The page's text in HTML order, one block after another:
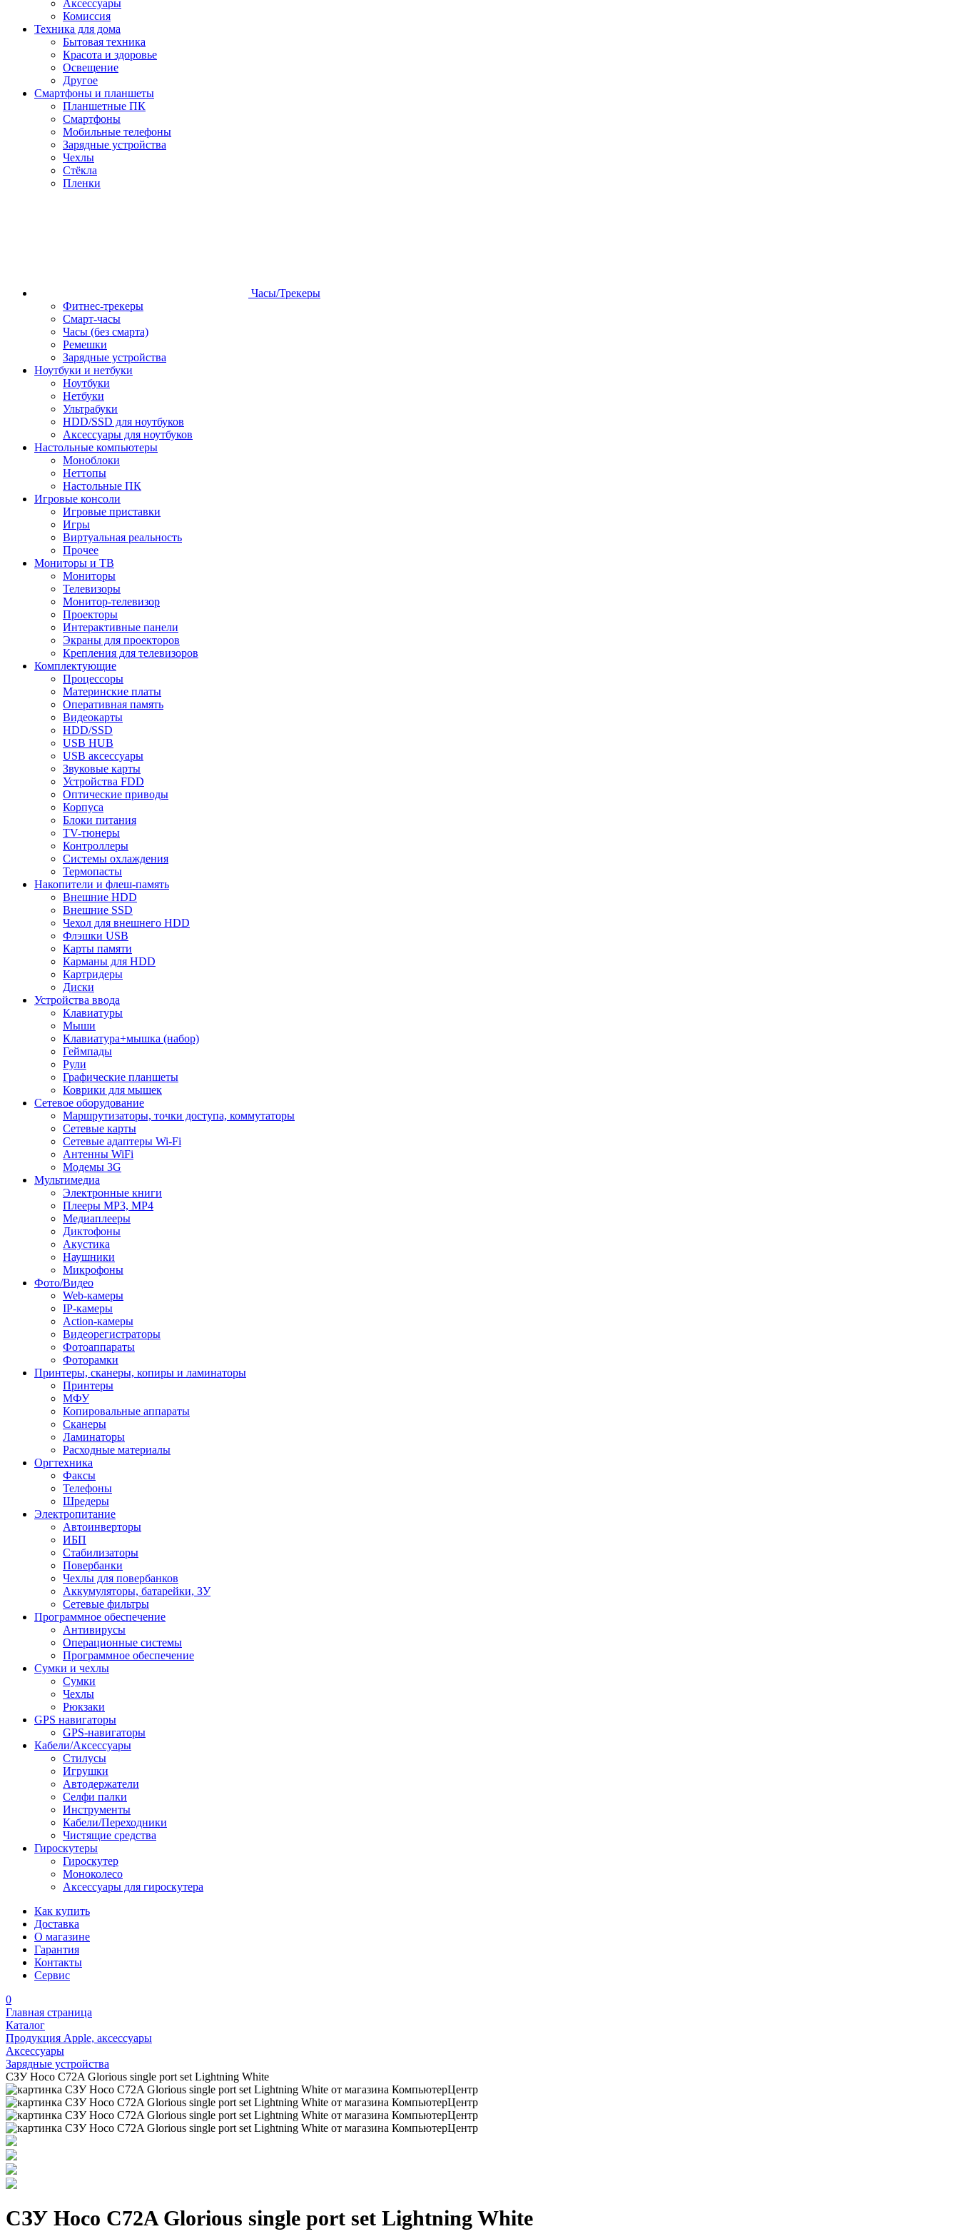
Аксессуары
Комиссия
Техника для дома
Бытовая техника
Красота и здоровье
Освещение
Другое
Смартфоны и планшеты
Планшетные ПК
Смартфоны
Мобильные телефоны
Зарядные устройства
Чехлы
Стёкла
Пленки
Часы/Трекеры
Фитнес-трекеры
Смарт-часы
Часы (без смарта)
Ремешки
Зарядные устройства
Ноутбуки и нетбуки
Ноутбуки
Нетбуки
Ультрабуки
HDD/SSD для ноутбуков
Аксессуары для ноутбуков
Настольные компьютеры
Моноблоки
Неттопы
Настольные ПК
Игровые консоли
Игровые приставки
Игры
Виртуальная реальность
Прочее
Мониторы и ТВ
Мониторы
Телевизоры
Монитор-телевизор
Проекторы
Интерактивные панели
Экраны для проекторов
Крепления для телевизоров
Комплектующие
Процессоры
Материнские платы
Оперативная память
Видеокарты
HDD/SSD
USB HUB
USB аксессуары
Звуковые карты
Устройства FDD
Оптические приводы
Корпуса
Блоки питания
TV-тюнеры
Контроллеры
Системы охлаждения
Термопасты
Накопители и флеш-память
Внешние HDD
Внешние SSD
Чехол для внешнего HDD
Флэшки USB
Карты памяти
Карманы для HDD
Картридеры
Диски
Устройства ввода
Клавиатуры
Мыши
Клавиатура+мышка (набор)
Геймпады
Рули
Графические планшеты
Коврики для мышек
Сетевое оборудование
Маршрутизаторы, точки доступа, коммутаторы
Сетевые карты
Сетевые адаптеры Wi-Fi
Антенны WiFi
Модемы 3G
Мультимедиа
Электронные книги
Плееры MP3, MP4
Медиаплееры
Диктофоны
Акустика
Наушники
Микрофоны
Фото/Видео
Web-камеры
IP-камеры
Action-камеры
Видеорегистраторы
Фотоаппараты
Фоторамки
Принтеры, сканеры, копиры и ламинаторы
Принтеры
МФУ
Копировальные аппараты
Сканеры
Ламинаторы
Расходные материалы
Оргтехника
Факсы
Телефоны
Шредеры
Электропитание
Автоинверторы
ИБП
Стабилизаторы
Повербанки
Чехлы для повербанков
Аккумуляторы, батарейки, ЗУ
Сетевые фильтры
Программное обеспечение
Антивирусы
Операционные системы
Программное обеспечение
Сумки и чехлы
Сумки
Чехлы
Рюкзаки
GPS навигаторы
GPS-навигаторы
Кабели/Аксессуары
Стилусы
Игрушки
Автодержатели
Селфи палки
Инструменты
Кабели/Переходники
Чистящие средства
Гироскутеры
Гироскутер
Моноколесо
Аксессуары для гироскутера
Как купить
Доставка
О магазине
Гарантия
Контакты
Сервис
0
Главная страница
Каталог
Продукция Apple, аксессуары
Аксессуары
Зарядные устройства
СЗУ Hoco C72A Glorious single port set Lightning White
СЗУ Hoco C72A Glorious single port set Lightning White